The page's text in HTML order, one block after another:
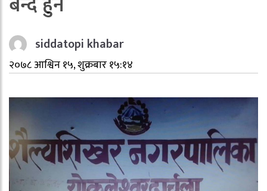
siddatopi khabar
२०७८ आश्विन १५, शुक्रबार १५:१४